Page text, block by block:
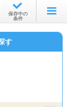
保存中の
条件
す